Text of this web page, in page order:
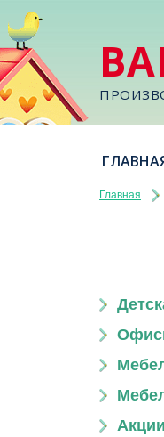
Главная